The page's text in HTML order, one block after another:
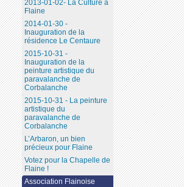
2013-01-02- La Culture à
Flaine
2014-01-30 -
Inauguration de la
résidence Le Centaure
2015-10-31 -
Inauguration de la
peinture artistique du
paravalanche de
Corbalanche
2015-10-31 - La peinture
artistique du
paravalanche de
Corbalanche
L’Arbaron, un bien
précieux pour Flaine
Votez pour la Chapelle de
Flaine !
Association Flainoise